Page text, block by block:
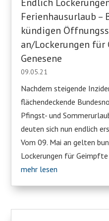
Ferienhausurlaub –
kündigen
an/Lockerungen für
Genesene
09.05.21
Nachdem steigende
flächendeckende
Pfingst- und
deuten sich nun endlich
Vom 09. Mai an gelten
Lockerungen für Geimpfte
mehr lesen